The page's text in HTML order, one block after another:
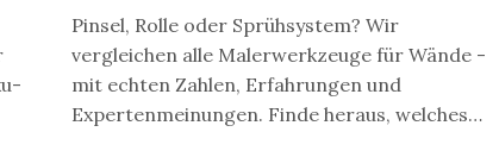
Pinsel, Rolle oder Sprühsystem? Wir
vergleichen alle Malerwerkzeuge für Wände -
mit echten Zahlen, Erfahrungen und
Expertenmeinungen. Finde heraus, welches